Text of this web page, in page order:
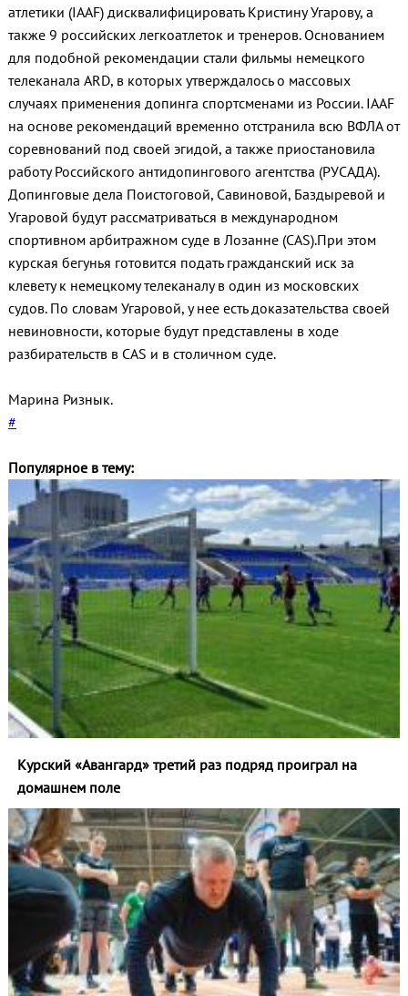
атлетики (IAAF) дисквалифицировать Кристину Угарову, а
также 9 российских легкоатлеток и тренеров. Основанием
для подобной рекомендации стали фильмы немецкого
телеканала ARD, в которых утверждалось о массовых
случаях применения допинга спортсменами из России. IAAF
на основе рекомендаций временно отстранила всю ВФЛА от
соревнований под своей эгидой, а также приостановила
работу Российского антидопингового агентства (РУСАДА).
Допинговые дела Поистоговой, Савиновой, Баздыревой и
Угаровой будут рассматриваться в международном
спортивном арбитражном суде в Лозанне (CAS).При этом
курская бегунья готовится подать гражданский иск за
клевету к немецкому телеканалу в один из московских
судов. По словам Угаровой, у нее есть доказательства своей
невиновности, которые будут представлены в ходе
разбирательств в CAS и в столичном суде.
Марина Ризнык.
#
Популярное в тему:
Курский «Авангард» третий раз подряд проиграл на
домашнем поле